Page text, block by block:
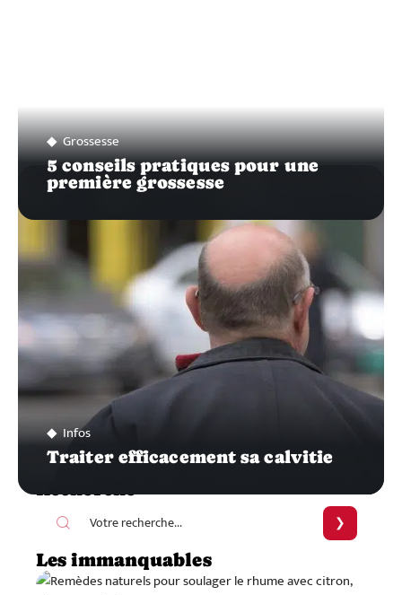
Grossesse
5 conseils pratiques pour une
première grossesse
Infos
Traiter efficacement sa calvitie
Les immanquables